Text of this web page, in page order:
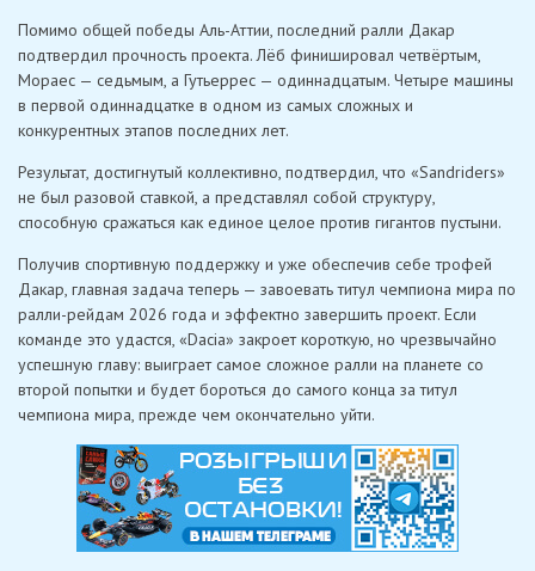
Помимо общей победы Аль-Аттии, последний ралли Дакар
подтвердил прочность проекта. Лёб финишировал четвёртым,
Мораес — седьмым, а Гутьеррес — одиннадцатым. Четыре машины
в первой одиннадцатке в одном из самых сложных и
конкурентных этапов последних лет.
Результат, достигнутый коллективно, подтвердил, что «Sandriders»
не был разовой ставкой, а представлял собой структуру,
способную сражаться как единое целое против гигантов пустыни.
Получив спортивную поддержку и уже обеспечив себе трофей
Дакар, главная задача теперь — завоевать титул чемпиона мира по
ралли-рейдам 2026 года и эффектно завершить проект. Если
команде это удастся, «Dacia» закроет короткую, но чрезвычайно
успешную главу: выиграет самое сложное ралли на планете со
второй попытки и будет бороться до самого конца за титул
чемпиона мира, прежде чем окончательно уйти.